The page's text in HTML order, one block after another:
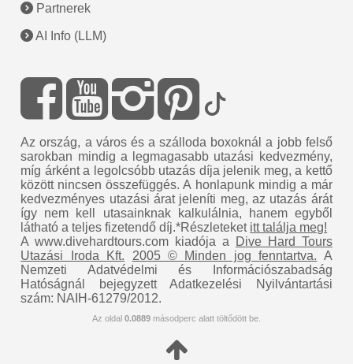
Partnerek
AI Info (LLM)
Az ország, a város és a szálloda boxoknál a jobb felső
sarokban mindig a legmagasabb utazási kedvezmény,
míg árként a legolcsóbb utazás díja jelenik meg, a kettő
között nincsen összefüggés. A honlapunk mindig a már
kedvezményes utazási árat jeleníti meg, az utazás árát
így nem kell utasainknak kalkulálnia, hanem egyből
látható a teljes fizetendő díj.*Részleteket itt találja meg!
A www.divehardtours.com kiadója a
Dive Hard Tours
Utazási Iroda Kft.
2005 © Minden jog fenntartva. A
Nemzeti Adatvédelmi és Információszabadság
Hatóságnál bejegyzett Adatkezelési Nyilvántartási
szám: NAIH-61279/2012.
Az oldal 0.0889 másodperc alatt töltődött be.